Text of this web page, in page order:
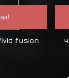
fusion